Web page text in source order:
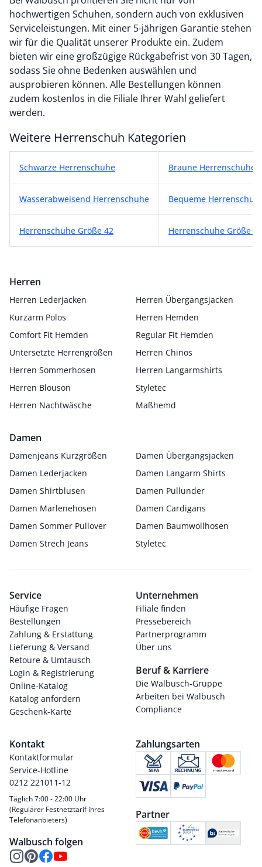
hochwertigen Schuhen, sondern auch von exklusiven
Serviceleistungen. Mit einer 5-jährigen Garantie stehen
wir für die Qualität unserer Produkte ein. Zudem
bieten wir eine großzügige Rückgabefrist von 30 Tagen,
sodass Sie ohne Bedenken auswählen und
ausprobieren können. Alle Bestellungen können
zudem kostenlos in die Filiale Ihrer Wahl geliefert
werden.
Weitere Herrenschuh Kategorien
Schwarze Herrenschuhe Braune Herrenschuhe
Wasserabweisend Herrenschuhe Bequeme
Herrenschuhe Größe 42 Herrenschuhe Größe 43
Herren
Herren Lederjacken
Herren Übergangsjacken
Kurzarm Polos
Herren Hemden
Comfort Fit Hemden
Regular Fit Hemden
Untersetzte Herrengrößen
Herren Chinos
Herren Sommerhosen
Herren Langarmshirts
Herren Blouson
Styletec
Herren Nachtwäsche
Maßhemd
Damen
Damenjeans Kurzgrößen
Damen Übergangsjacken
Damen Lederjacken
Damen Langarm Shirts
Damen Shirtblusen
Damen Pullunder
Damen Marlenehosen
Damen Cardigans
Damen Sommer Pullover
Damen Baumwollhosen
Damen Strech Jeans
Styletec
Service
Häufige Fragen
Bestellungen
Zahlung & Erstattung
Lieferung & Versand
Retoure & Umtausch
Login & Registrierung
Online-Katalog
Katalog anfordern
Geschenk-Karte
Unternehmen
Filiale finden
Pressebereich
Partnerprogramm
Über uns
Beruf & Karriere
Die Walbusch-Gruppe
Arbeiten bei Walbusch
Compliance
Kontakt
Kontaktformular
Service-Hotline
0212 221011-12
Täglich 7:00 - 22:00 Uhr
(Regulärer Festnetztarif ihres
Telefonanbieters)
Walbusch folgen
Zahlungsarten
Partner